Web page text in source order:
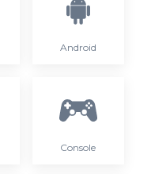
Android
Console